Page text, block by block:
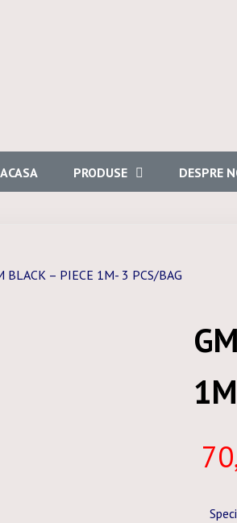
ACASA PRODUSE DESPRE
– PIECE 1M- 3 PCS/BAG